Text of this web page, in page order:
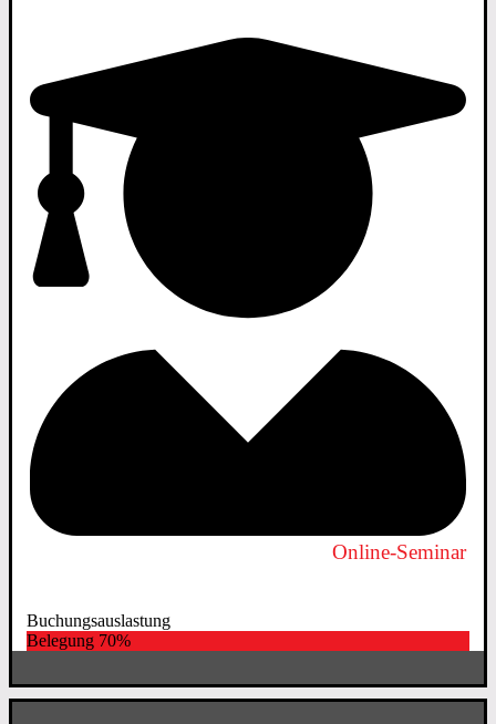
Online-Seminar
Buchungsauslastung
Belegung 70%